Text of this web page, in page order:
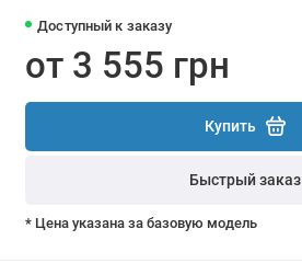
Доступный к заказу
от 3 555 грн
Купить
Быстрый заказ
* Цена указана за базовую модель